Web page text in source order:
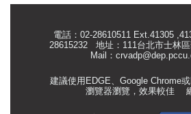
電話：02-28610511 Ext.41305
28615232 地址：111台北市士林
Mail：
建議使用EDGE、Google Chrome或
瀏覽器瀏覽，效果較佳